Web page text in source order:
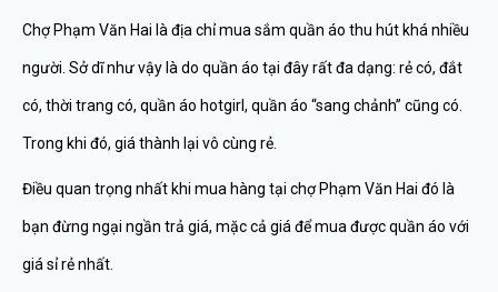
Chợ Phạm Văn Hai là địa chỉ mua sắm quần áo thu hút khá nhiều
người. Sở dĩ như vậy là do quần áo tại đây rất đa dạng: rẻ có, đắt
có, thời trang có, quần áo hotgirl, quần áo “sang chảnh” cũng có.
Trong khi đó, giá thành lại vô cùng rẻ.
Điều quan trọng nhất khi mua hàng tại chợ Phạm Văn Hai đó là
bạn đừng ngại ngần trả giá, mặc cả giá để mua được quần áo với
giá sỉ rẻ nhất.